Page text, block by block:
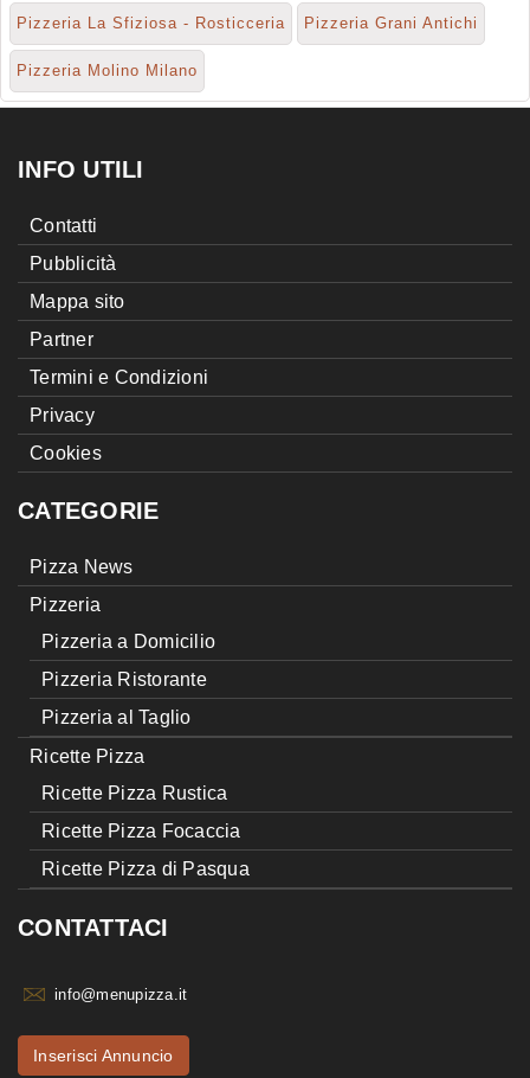
Pizzeria La Sfiziosa - Rosticceria Pizzeria Grani Antichi
Pizzeria Molino Milano
INFO UTILI
Contatti
Pubblicità
Mappa sito
Partner
Termini e Condizioni
Privacy
Cookies
CATEGORIE
Pizza News
Pizzeria
Pizzeria a Domicilio
Pizzeria Ristorante
Pizzeria al Taglio
Ricette Pizza
Ricette Pizza Rustica
Ricette Pizza Focaccia
Ricette Pizza di Pasqua
CONTATTACI
info@menupizza.it
Inserisci Annuncio